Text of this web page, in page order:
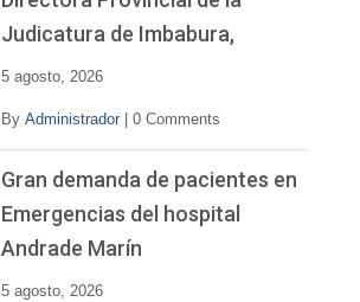
Judicatura de Imbabura,
5 agosto, 2026
By Administrador 0 Comments
Gran demanda de pacientes en
Emergencias del hospital
Andrade Marín
5 agosto, 2026